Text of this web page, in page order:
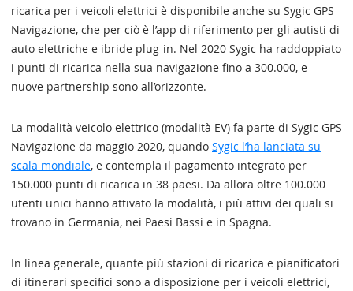
ricarica per i veicoli elettrici è disponibile anche su Sygic GPS
Navigazione, che per ciò è l’app di riferimento per gli autisti di
auto elettriche e ibride plug-in. Nel 2020 Sygic ha raddoppiato
i punti di ricarica nella sua navigazione fino a 300.000, e
nuove partnership sono all’orizzonte.
La modalità veicolo elettrico (modalità EV) fa parte di Sygic GPS
Navigazione da maggio 2020, quando Sygic l’ha lanciata su
scala mondiale, e contempla il pagamento integrato per
150.000 punti di ricarica in 38 paesi. Da allora oltre 100.000
utenti unici hanno attivato la modalità, i più attivi dei quali si
trovano in Germania, nei Paesi Bassi e in Spagna.
In linea generale, quante più stazioni di ricarica e pianificatori
di itinerari specifici sono a disposizione per i veicoli elettrici,